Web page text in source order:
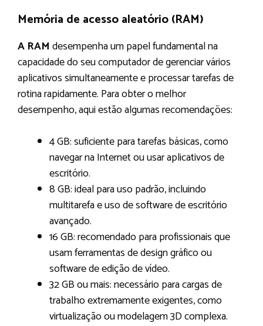
Memória de acesso aleatório (RAM)
A RAM desempenha um papel fundamental na
capacidade do seu computador de gerenciar vários
aplicativos simultaneamente e processar tarefas de
rotina rapidamente. Para obter o melhor
desempenho, aqui estão algumas recomendações:
4 GB: suficiente para tarefas básicas, como
navegar na Internet ou usar aplicativos de
escritório.
8 GB: ideal para uso padrão, incluindo
multitarefa e uso de software de escritório
avançado.
16 GB: recomendado para profissionais que
usam ferramentas de design gráfico ou
software de edição de vídeo.
32 GB ou mais: necessário para cargas de
trabalho extremamente exigentes, como
virtualização ou modelagem 3D complexa.